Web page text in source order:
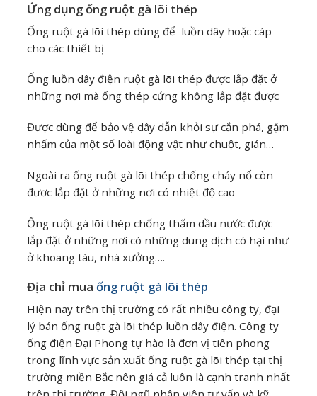
Ứng dụng ống ruột gà lõi thép
Ống ruột gà lõi thép dùng để luồn dây hoặc cáp
cho các thiết bị
Ống luồn dây điện ruột gà lõi thép được lắp đặt ở
những nơi mà ống thép cứng không lắp đặt được
Được dùng để bảo vệ dây dẫn khỏi sự cắn phá, gặm
nhấm của một số loài động vật như chuột, gián…
Ngoài ra ống ruột gà lõi thép chống cháy nổ còn
đươc lắp đặt ở những nơi có nhiệt độ cao
Ống ruột gà lõi thép chống thấm dầu nước được
lắp đặt ở những nơi có những dung dịch có hại như
ở khoang tàu, nhà xưởng….
Địa chỉ mua ống ruột gà lõi thép
Hiện nay trên thị trường có rất nhiều công ty, đại
lý bán ống ruột gà lõi thép luồn dây điện. Công ty
ống điện Đại Phong tự hào là đơn vị tiên phong
trong lĩnh vực sản xuất ống ruột gà lõi thép tại thị
trường miền Bắc nên giá cả luôn là cạnh tranh nhất